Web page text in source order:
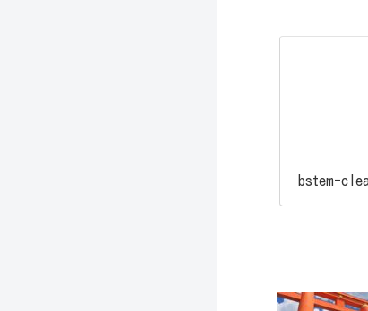
bstem-